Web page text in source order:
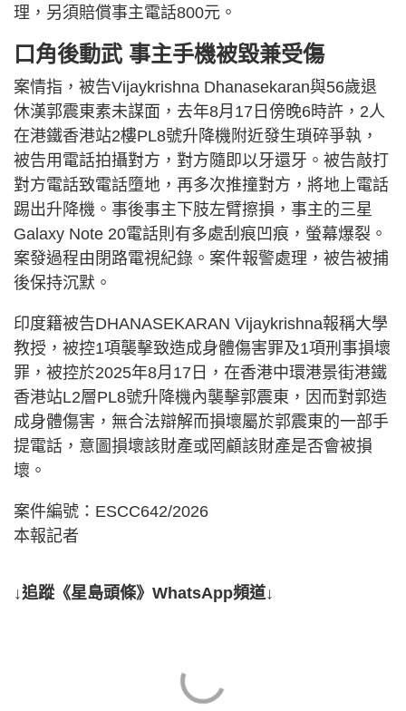
理，另須賠償事主電話800元。
口角後動武 事主手機被毀兼受傷
案情指，被告Vijaykrishna Dhanasekaran與56歲退
休漢郭震東素未謀面，去年8月17日傍晚6時許，2人
在港鐵香港站2樓PL8號升降機附近發生瑣碎爭執，
被告用電話拍攝對方，對方隨即以牙還牙。被告敲打
對方電話致電話墮地，再多次推撞對方，將地上電話
踢出升降機。事後事主下肢左臂擦損，事主的三星
Galaxy Note 20電話則有多處刮痕凹痕，螢幕爆裂。
案發過程由閉路電視紀錄。案件報警處理，被告被捕
後保持沉默。
印度籍被告DHANASEKARAN Vijaykrishna報稱大學
教授，被控1項襲擊致造成身體傷害罪及1項刑事損壞
罪，被控於2025年8月17日，在香港中環港景街港鐵
香港站L2層PL8號升降機內襲擊郭震東，因而對郭造
成身體傷害，無合法辯解而損壞屬於郭震東的一部手
提電話，意圖損壞該財產或罔顧該財產是否會被損
壞。
案件編號：ESCC642/2026
本報記者
↓追蹤《星島頭條》WhatsApp頻道↓